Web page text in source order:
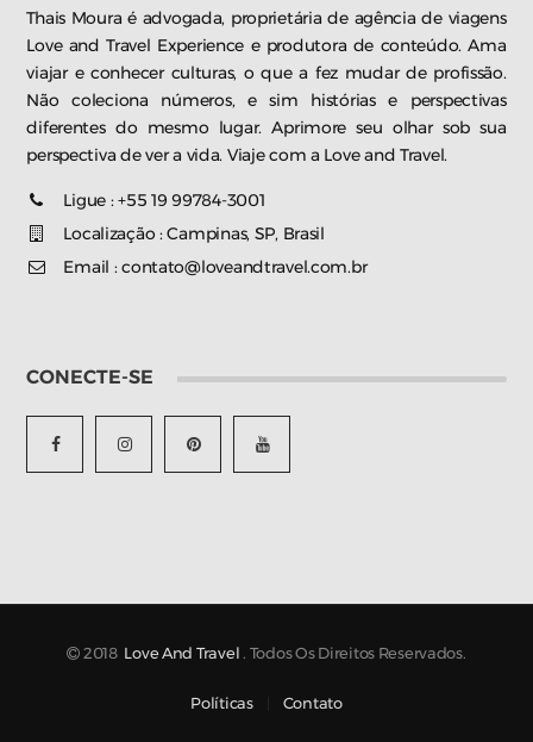
Thais Moura é advogada, proprietária de agência de viagens
Love and Travel Experience e produtora de conteúdo. Ama
viajar e conhecer culturas, o que a fez mudar de profissão.
Não coleciona números, e sim histórias e perspectivas
diferentes do mesmo lugar. Aprimore seu olhar sob sua
perspectiva de ver a vida. Viaje com a Love and Travel.
Ligue : +55 19 99784-3001
Localização : Campinas, SP, Brasil
Email : contato@loveandtravel.com.br
CONECTE-SE
2018 Love And Travel . Todos Os Direitos Reservados.
Políticas Contato